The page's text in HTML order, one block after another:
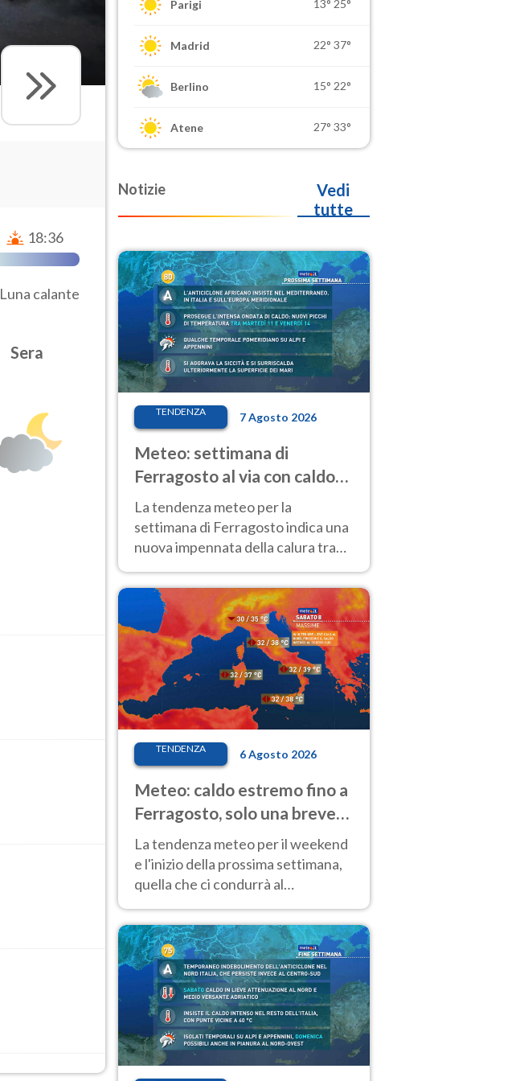
18:36
Luna calante
Sera
Parigi 13° 25°
Madrid 22° 37°
Berlino 15° 22°
Atene 27° 33°
Notizie
Vedi
tutte
TENDENZA 7 Agosto 2026
Meteo: settimana di
Ferragosto al via con caldo
intenso e qualche temporale
La tendenza meteo per la
settimana di Ferragosto indica una
nuova impennata della calura tra
anche al Nord.
TENDENZA 6 Agosto 2026
Meteo: caldo estremo fino a
Ferragosto, solo una breve
pausa. Ecco dove
La tendenza meteo per il weekend
e l'inizio della prossima settimana,
quella che ci condurrà al
temperature molto elevate